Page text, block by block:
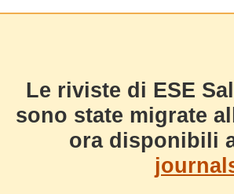
Le riviste di ESE
sono state migrate
ora disponibili